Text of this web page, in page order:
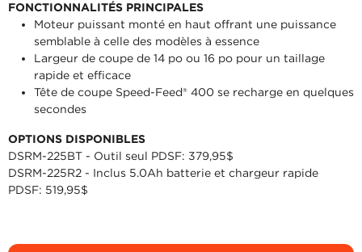
FONCTIONNALITÉS PRINCIPALES
Moteur puissant monté en haut offrant une puissance
semblable à celle des modèles à essence
Largeur de coupe de 14 po ou 16 po pour un taillage
rapide et efficace
Tête de coupe Speed-Feed® 400 se recharge en quelques
secondes
OPTIONS DISPONIBLES
DSRM-225BT - Outil seul PDSF: 379,95$
DSRM-225R2 - Inclus 5.0Ah batterie et chargeur rapide
PDSF: 519,95$